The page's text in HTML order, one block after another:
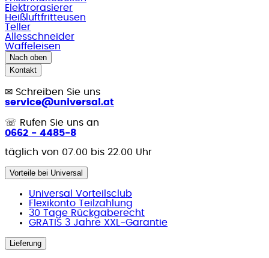
Elektrorasierer
Heißluftfritteusen
Teller
Allesschneider
Waffeleisen
Nach oben
Kontakt
✉ Schreiben Sie uns
service@universal.at
☏ Rufen Sie uns an
0662 - 4485-8
täglich von 07.00 bis 22.00 Uhr
Vorteile bei Universal
Universal Vorteilsclub
Flexikonto Teilzahlung
30 Tage Rückgaberecht
GRATIS 3 Jahre XXL-Garantie
Lieferung